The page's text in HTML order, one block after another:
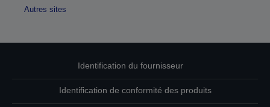
Autres sites
Identification du fournisseur
Identification de conformité des produits